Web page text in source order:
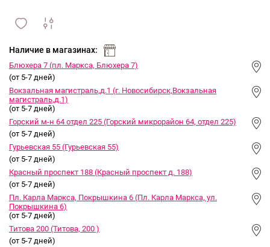
и
Наличие в магазинах:
Блюхера 7 (пл. Маркса, Блюхера 7)
(от 5-7 дней)
Вокзальная магистраль,д.1 (г. Новосибирск,Вокзальная
магистраль,д.1)
(от 5-7 дней)
Горский м-н 64 отдел 225 (Горский микрорайон 64, отдел 225)
(от 5-7 дней)
Гурьевская 55 (Гурьевская 55)
(от 5-7 дней)
Красный проспект 188 (Красный проспект д. 188)
(от 5-7 дней)
Пл. Карла Маркса, Покрышкина 6 (Пл. Карла Маркса, ул.
Покрышкина 6)
(от 5-7 дней)
Титова 200 (Титова, 200 )
(от 5-7 дней)